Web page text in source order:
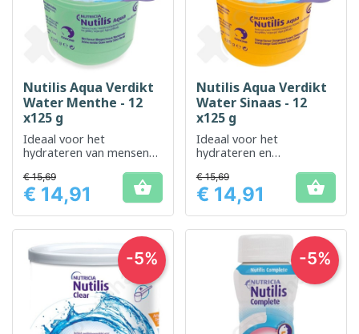
Nutilis Aqua Verdikt
Water Menthe - 12
x125 g
Ideaal voor het
hydrateren van mensen
slikken
Prijs
€ 15,69
€ 14,91 
Nutilis Aqua Verdikt
Water Sinaas - 12
x125 g
Ideaal voor het
hydrateren en
vochtinname voor
mensen met
slikproblemen
Prijs
€ 15,69
€ 14,91 
-5% -5%